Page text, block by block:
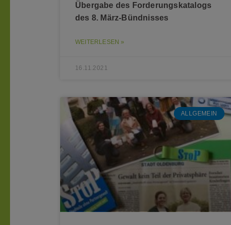
Übergabe des Forderungskatalogs
des 8. März-Bündnisses
WEITERLESEN »
16.11.2021
ALLGEMEIN